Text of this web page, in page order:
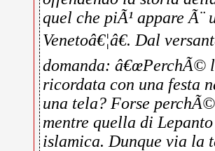
quel che piÃ¹ appare
Venetoâ€¦â€. Dal
domanda: â€œPerchÃ©
ricordata con una festa
una tela? Forse
mentre quella di
islamica. Dunque via la